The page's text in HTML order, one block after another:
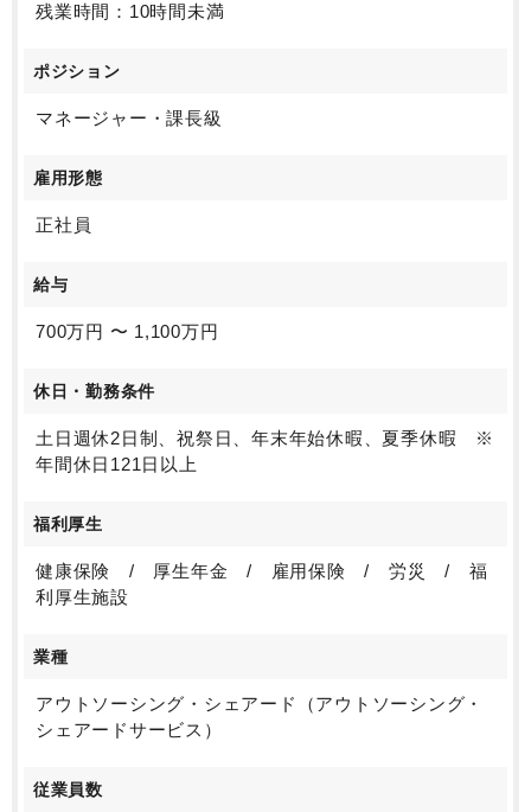
残業時間：10時間未満
ポジション
マネージャー・課長級
雇用形態
正社員
給与
700万円 〜 1,100万円
休日・勤務条件
土日週休2日制、祝祭日、年末年始休暇、夏季休暇 ※
年間休日121日以上
福利厚生
健康保険 / 厚生年金 / 雇用保険 / 労災 / 福
利厚生施設
業種
アウトソーシング・シェアード（アウトソーシング・
シェアードサービス）
従業員数